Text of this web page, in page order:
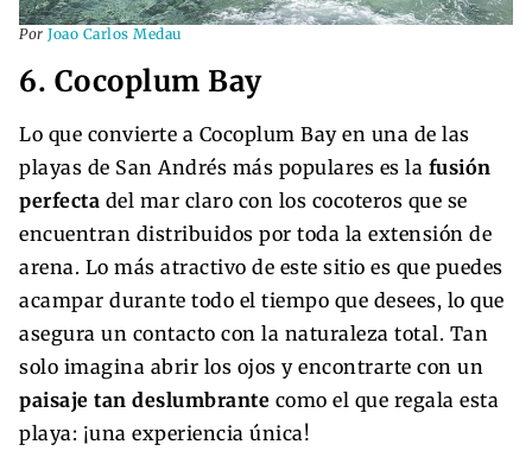
Por Joao Carlos Medau
6. Cocoplum Bay
Lo que convierte a Cocoplum Bay en una de las
playas de San Andrés más populares es la fusión
perfecta del mar claro con los cocoteros que se
encuentran distribuidos por toda la extensión de
arena. Lo más atractivo de este sitio es que puedes
acampar durante todo el tiempo que desees, lo que
asegura un contacto con la naturaleza total. Tan
solo imagina abrir los ojos y encontrarte con un
paisaje tan deslumbrante como el que regala esta
playa: ¡una experiencia única!